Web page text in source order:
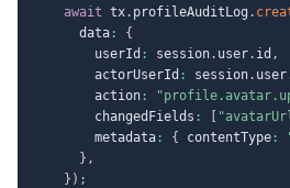
await tx. profileAuditLog .
      data
:
{
        userId
: session. user. id ,
        actorUserId
: session. user
        action
:
        changedFields
:
        metadata
: { contentType :
} ,
} ) ;